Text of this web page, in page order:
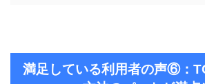
満足している利用者の声⑥：